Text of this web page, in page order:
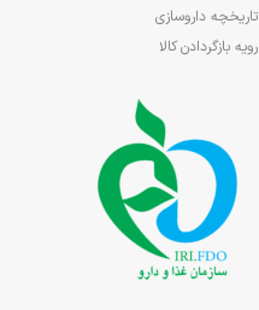
تاریخچه داروسازی
رویه بازگردادن کالا